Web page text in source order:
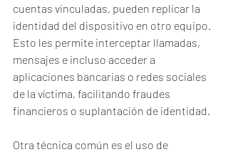
cuentas vinculadas, pueden replicar la
identidad del dispositivo en otro equipo.
Esto les permite interceptar llamadas,
mensajes e incluso acceder a
aplicaciones bancarias o redes sociales
de la víctima, facilitando fraudes
financieros o suplantación de identidad.
Otra técnica común es el uso de